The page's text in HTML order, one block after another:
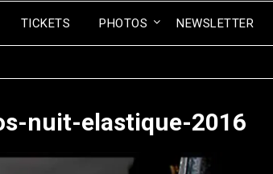
TICKETS PHOTOS NEWSLETTER
nuit-elastique-2016